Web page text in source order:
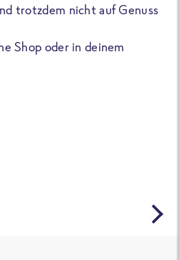
trotzdem nicht auf Genuss
Shop oder in deinem